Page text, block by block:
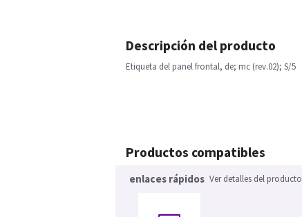
Descripción del producto
Etiqueta del panel frontal, de; mc (rev.02); S/5
Productos compatibles
enlaces rápidos Ver detalles del producto